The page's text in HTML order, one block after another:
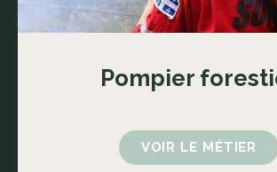
Pompier
VOIR LE MÉTIER